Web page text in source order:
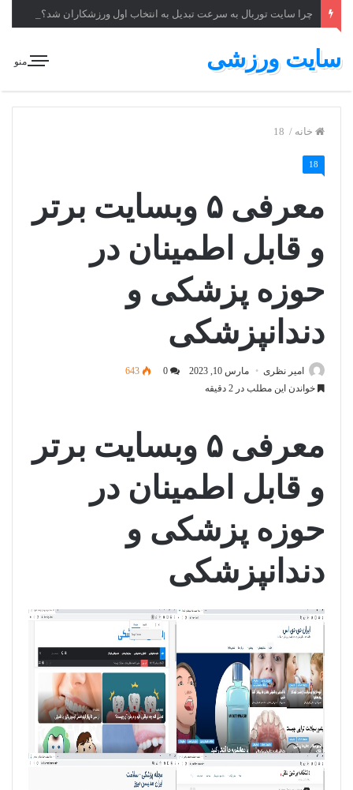
چرا سایت توربال به ‌سرعت تبدیل به انتخاب اول ورزشکاران شد؟
منو سایت ورزشی
خانه /
18
معرفی ۵ وبسایت برتر
و قابل اطمینان در
حوزه پزشکی و
دندانپزشکی
امیر نظری مارس 10, 2023
643
خواندن این مطلب در 2 دقیقه
معرفی ۵ وبسایت برتر
و قابل اطمینان در
حوزه پزشکی و
دندانپزشکی